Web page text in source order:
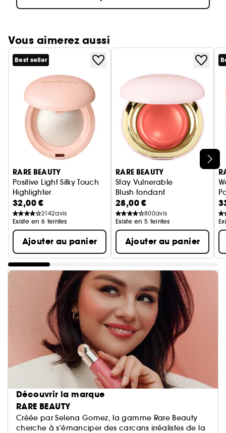
Vous aimerez aussi
Ignorer le carrousel produits
Best seller
RARE BEAUTY
Positive Light Silky Touch
Highlighter
Poudre illuminatrice
32,00 €
2142avis
Existe en 6 teintes
Ajouter au panier
RARE BEAUTY
Stay Vulnerable
Blush fondant
28,00 €
800avis
Existe en 5 teintes
Ajouter au panier
Découvrir la marque
RARE BEAUTY
Créée par Selena Gomez, la gamme Rare Beauty
cherche à s'émanciper des carcans irréalistes de la